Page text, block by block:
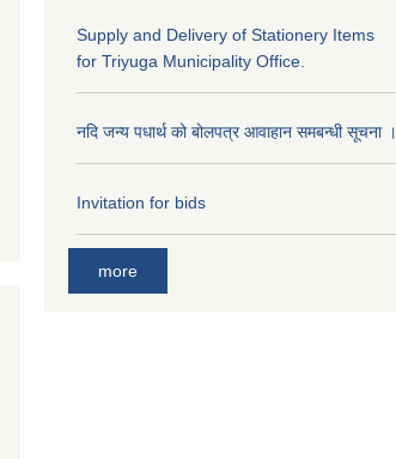
Supply and Delivery of Stationery Items
for Triyuga Municipality Office.
नदि जन्य पधार्थ को बोलपत्र आवाहान समबन्धी सूचना ।
Invitation for bids
more